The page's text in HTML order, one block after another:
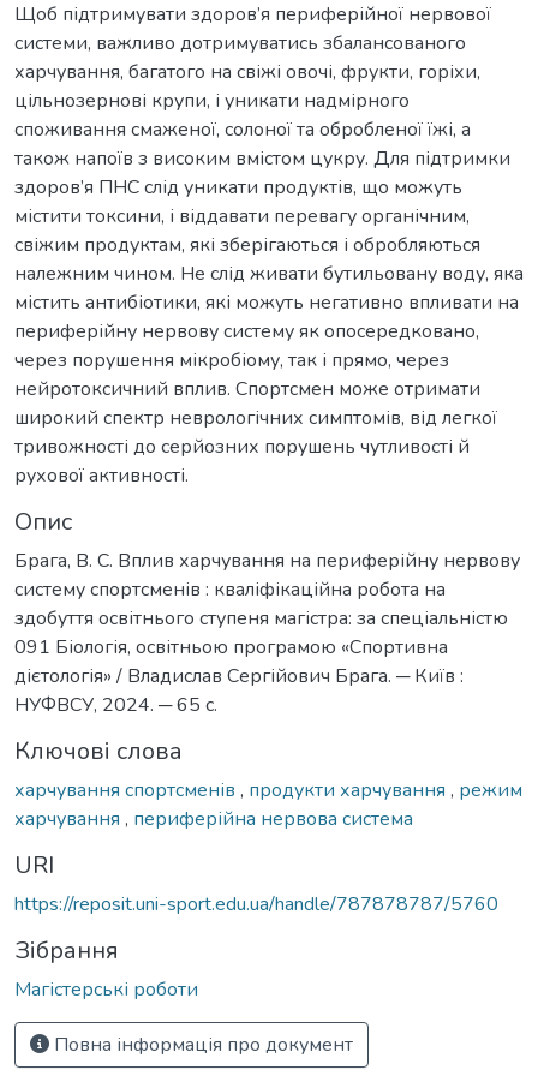
Щоб підтримувати здоров’я периферійної нервової
системи, важливо дотримуватись збалансованого
харчування, багатого на свіжі овочі, фрукти, горіхи,
цільнозернові крупи, і уникати надмірного
споживання смаженої, солоної та обробленої їжі, а
також напоїв з високим вмістом цукру. Для підтримки
здоров’я ПНС слід уникати продуктів, що можуть
містити токсини, і віддавати перевагу органічним,
свіжим продуктам, які зберігаються і обробляються
належним чином. Не слід живати бутильовану воду, яка
містить антибіотики, які можуть негативно впливати на
периферійну нервову систему як опосередковано,
через порушення мікробіому, так і прямо, через
нейротоксичний вплив. Спортсмен може отримати
широкий спектр неврологічних симптомів, від легкої
тривожності до серйозних порушень чутливості й
рухової активності.
Опис
Брага, В. С. Вплив харчування на периферійну нервову
систему спортсменів : кваліфікаційна робота на
здобуття освітнього ступеня магістра: за спеціальністю
091 Біологія, освітньою програмою «Спортивна
дієтологія» / Владислав Сергійович Брага. ─ Київ :
НУФВСУ, 2024. ─ 65 с.
Ключові слова
харчування спортсменів , продукти харчування , режим
харчування , периферійна нервова система
URI
https://reposit.uni-sport.edu.ua/handle/787878787/5760
Зібрання
Магістерські роботи
Повна інформація про документ